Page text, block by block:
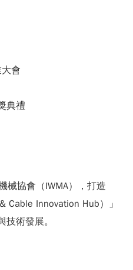
會
典禮
械協會（IWMA），打造
Cable Innovation Hub）」
術發展。